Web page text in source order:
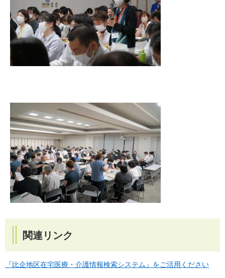
関連リンク
『比企地区在宅医療・介護情報検索システム』をご活用ください